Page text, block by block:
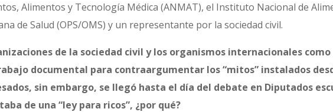
Alimentos y Tecnología Médica (ANMAT), el Instituto Nacional de
de Salud (OPS/OMS) y un representante por la sociedad civil.
de la sociedad civil y los organismos internacionales como
documental para contraargumentar los “mitos” instalados
sin embargo, se llegó hasta el día del debate en Diputados
de una “ley para ricos”, ¿por qué?